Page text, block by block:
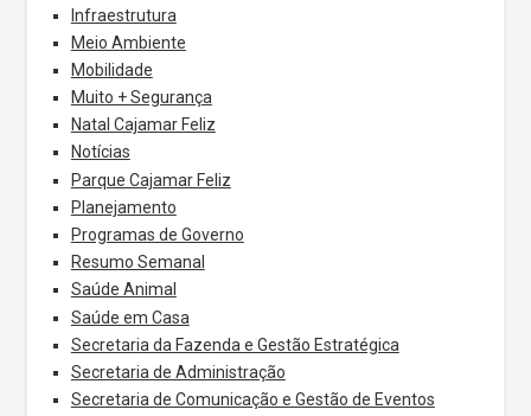
Infraestrutura
Meio Ambiente
Mobilidade
Muito + Segurança
Natal Cajamar Feliz
Notícias
Parque Cajamar Feliz
Planejamento
Programas de Governo
Resumo Semanal
Saúde Animal
Saúde em Casa
Secretaria da Fazenda e Gestão Estratégica
Secretaria de Administração
Secretaria de Comunicação e Gestão de Eventos